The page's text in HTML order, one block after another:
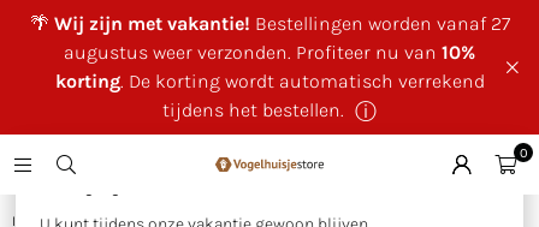
🌴 Wij zijn met vakantie! Bestellingen worden vanaf 27
augustus weer verzonden. Profiteer nu van 10%
korting. De korting wordt automatisch verrekend
tijdens het bestellen. ⓘ
×
0
Huis Birdwise - Eekhoorn